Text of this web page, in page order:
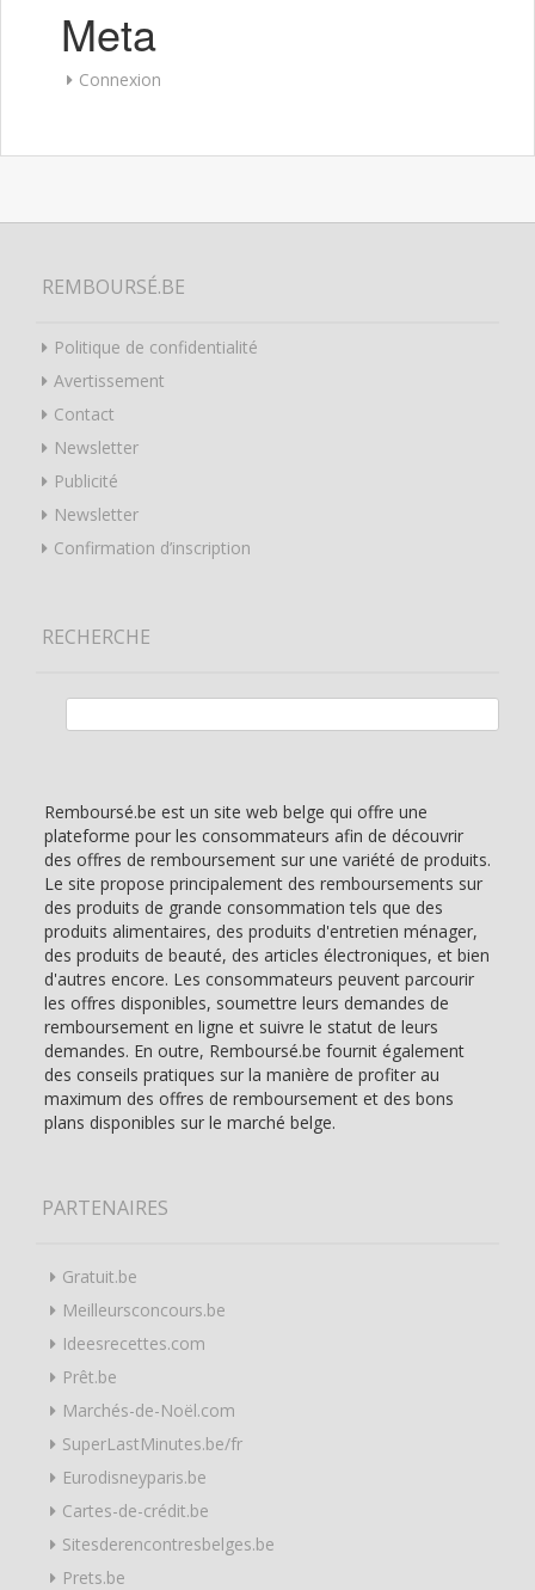
Meta
Connexion
REMBOURSÉ.BE
Politique de confidentialité
Avertissement
Contact
Newsletter
Publicité
Newsletter
Confirmation d’inscription
RECHERCHE
Remboursé.be est un site web belge qui offre une
plateforme pour les consommateurs afin de découvrir
des offres de remboursement sur une variété de produits.
Le site propose principalement des remboursements sur
des produits de grande consommation tels que des
produits alimentaires, des produits d'entretien ménager,
des produits de beauté, des articles électroniques, et bien
d'autres encore. Les consommateurs peuvent parcourir
les offres disponibles, soumettre leurs demandes de
remboursement en ligne et suivre le statut de leurs
demandes. En outre, Remboursé.be fournit également
des conseils pratiques sur la manière de profiter au
maximum des offres de remboursement et des bons
plans disponibles sur le marché belge.
PARTENAIRES
Gratuit.be
Meilleursconcours.be
Ideesrecettes.com
Prêt.be
Marchés-de-Noël.com
SuperLastMinutes.be/fr
Eurodisneyparis.be
Cartes-de-crédit.be
Sitesderencontresbelges.be
Prets.be